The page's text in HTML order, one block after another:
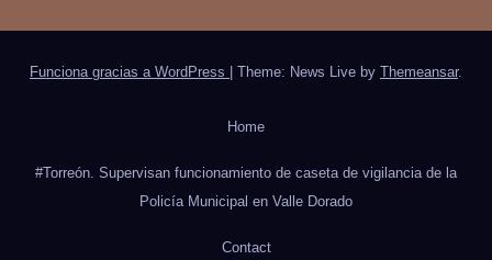
Funciona gracias a WordPress Theme: News Live by Themeansar.
Home
#Torreón. Supervisan funcionamiento de caseta de vigilancia de la
Policía Municipal en Valle Dorado
Contact